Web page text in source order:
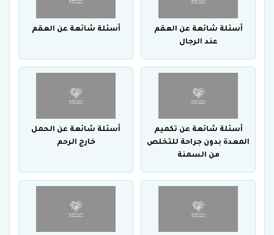
أسئلة شائعة عن العقم
عند الرجال
أسئلة شائعة عن العقم
أسئلة شائعة عن تكميم
المعدة بدون جراحة للتخلص
من السمنة
أسئلة شائعة عن الحمل
خارج الرحم